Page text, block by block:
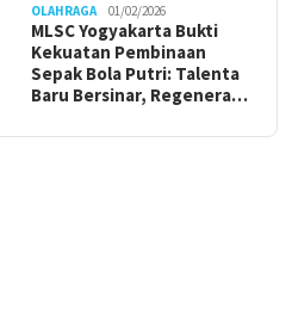
OLAHRAGA 01/02/2026
MLSC Yogyakarta Bukti
Kekuatan Pembinaan
Sepak Bola Putri: Talenta
Baru Bersinar, Regenera…